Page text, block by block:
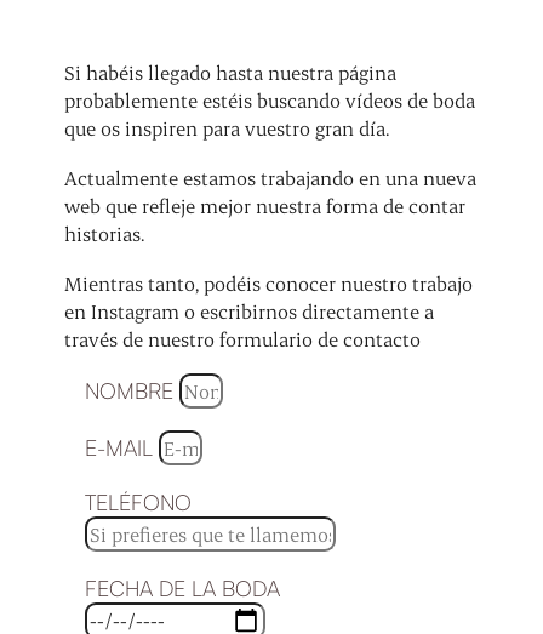
Si habéis llegado hasta nuestra página
probablemente estéis buscando vídeos de boda
que os inspiren para vuestro gran día.
Actualmente estamos trabajando en una nueva
web que refleje mejor nuestra forma de contar
historias.
Mientras tanto, podéis conocer nuestro trabajo
en Instagram o escribirnos directamente a
través de nuestro formulario de contacto
NOMBRE
E-MAIL
TELÉFONO
FECHA DE LA BODA